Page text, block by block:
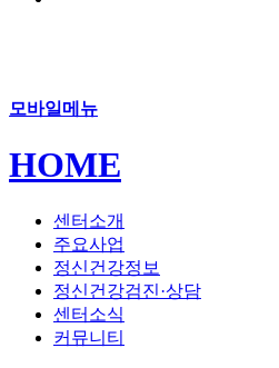
모바일메뉴
HOME
센터소개
주요사업
정신건강정보
정신건강검진·상담
센터소식
커뮤니티